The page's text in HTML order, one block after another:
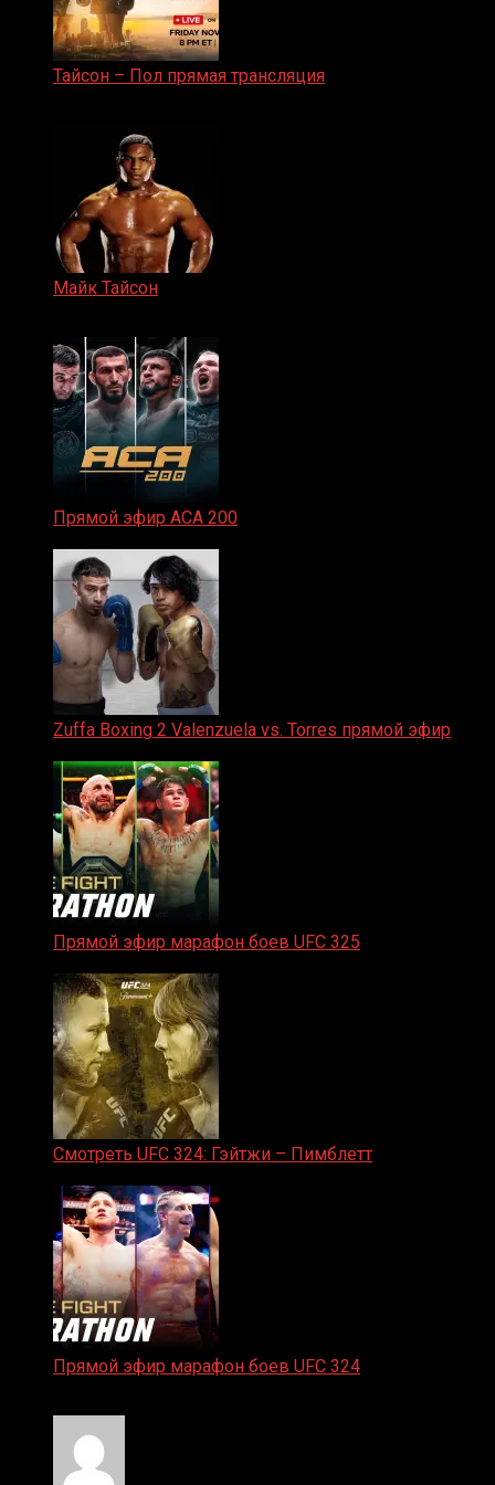
Тайсон – Пол прямая трансляция
Майк Тайсон
Прямой эфир ACA 200
Zuffa Boxing 2 Valenzuela vs. Torres прямой эфир
Прямой эфир марафон боев UFC 325
Смотреть UFC 324: Гэйтжи – Пимблетт
Прямой эфир марафон боев UFC 324